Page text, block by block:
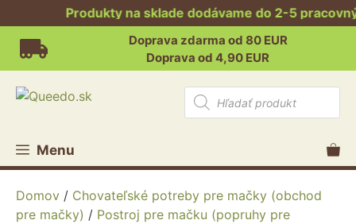
Produkty na sklade dodávame do 2-5
Preskočiť
obsah
Doprava zdarma od 80 EUR
Doprava od 4,90 EUR
Products
search
Menu
Domov / Chovateľské potreby pre mačky (obchod
pre mačky) / Postroj pre mačku (popruhy pre